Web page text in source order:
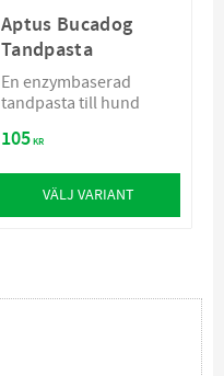
Aptus Bucadog
Tandpasta
En enzymbaserad
tandpasta till hund
105KR
VÄLJ VARIANT